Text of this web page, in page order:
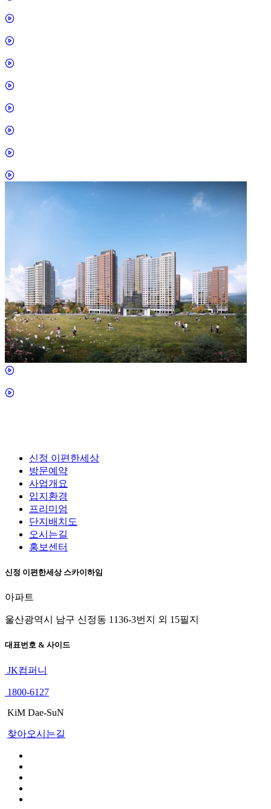
신정 이편한세상
방문예약
사업개요
입지환경
프리미엄
단지배치도
오시는길
홍보센터
신정 이편한세상 스카이하임
아파트
울산광역시 남구 신정동 1136-3번지 외 15필지
대표번호 & 사이드
JK컴퍼니
1800-6127
KiM Dae-SuN
찾아오시는길